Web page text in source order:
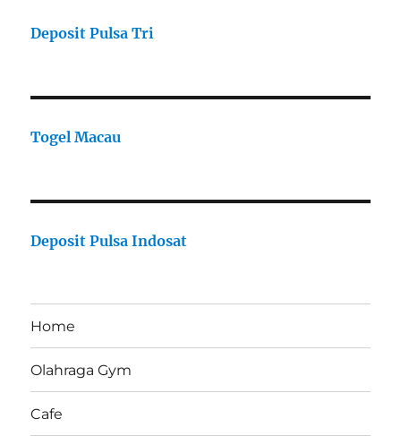
Deposit Pulsa Tri
Togel Macau
Deposit Pulsa Indosat
Home
Olahraga Gym
Cafe